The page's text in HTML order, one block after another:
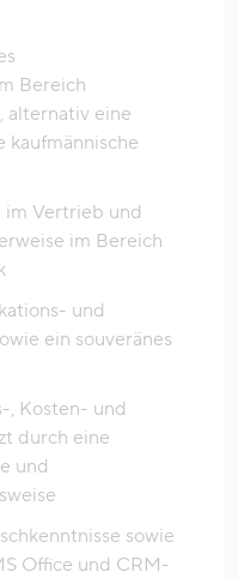
Bereich
alternativ eine
kaufmännische
im Vertrieb und
im Bereich
und
ein souveränes
, Kosten- und
durch eine
und
sowie
Office und CRM-